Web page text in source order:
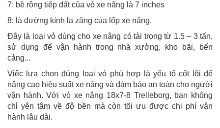
7: bề rộng tiếp đất của vỏ xe nâng là 7 inches
8: là đường kính la zăng của lốp xe nâng.
Đây là loại vỏ dùng cho xe nâng có tải trọng từ 1.5 – 3 tấn,
sử dụng để vận hành trong nhà xưởng, kho bãi, bến
cảng...
Việc lựa chọn đúng loại vỏ phù hợp là yếu tố cốt lõi để
nâng cao hiệu suất xe nâng và đảm bảo an toàn cho người
vận hành. Với vỏ xe nâng 18x7-8 Trelleborg, bạn không
chỉ yên tâm về độ bền mà còn tối ưu được chi phí vận
hành lâu dài.